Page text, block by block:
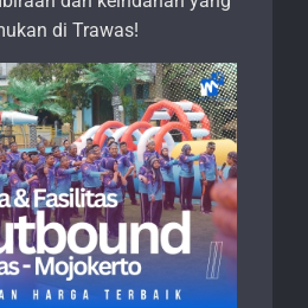
di Trawas!